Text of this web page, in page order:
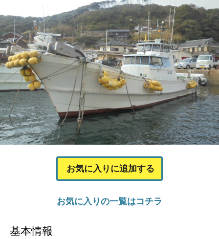
お気に入りに追加する
お気に入りの一覧はコチラ
基本情報